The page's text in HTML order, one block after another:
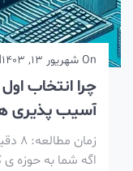
On شهریور 13, 1403
چرا انتخاب اول
آسیب پذیری
زمان مطالعه:8دقیقه
اگه شما به حوزه ی